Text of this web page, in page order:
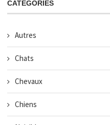
CATÉGORIES
Autres
Chats
Chevaux
Chiens